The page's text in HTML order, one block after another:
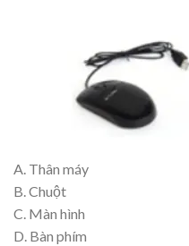
A. Thân máy
B. Chuột
C. Màn hình
D. Bàn phím